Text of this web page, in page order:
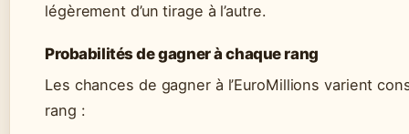
légèrement d’un tirage à l’autre.
Probabilités de gagner à chaque rang
Les chances de gagner à l’EuroMillions varient
rang :